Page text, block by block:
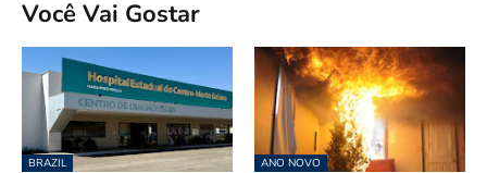
Você Vai Gostar
BRAZIL ANO NOVO